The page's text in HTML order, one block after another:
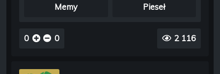
Memy Pieseł
0 0 2 116